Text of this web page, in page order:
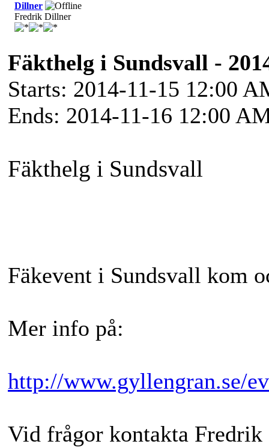
Dillner
Fredrik Dillner
Fäkthelg i Sundsvall -
Starts: 2014-11-15 12:00
Ends: 2014-11-16 12:00
Fäkthelg i Sundsvall
Fäkevent i Sundsvall kom
Mer info på:
http://www.gyllengran.se/
Vid frågor kontakta